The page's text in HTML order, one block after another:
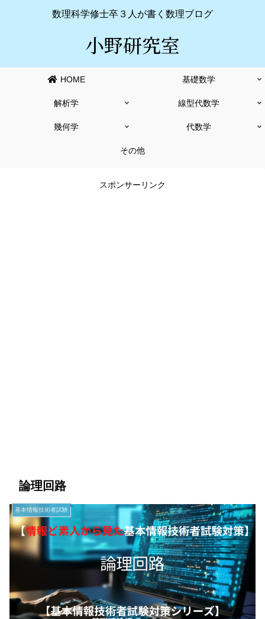
数理科学修士卒３人が書く数理ブログ
小野研究室
HOME 基礎数学
解析学 線型代数学
幾何学 代数学
その他
スポンサーリンク
論理回路
基本情報技術者試験